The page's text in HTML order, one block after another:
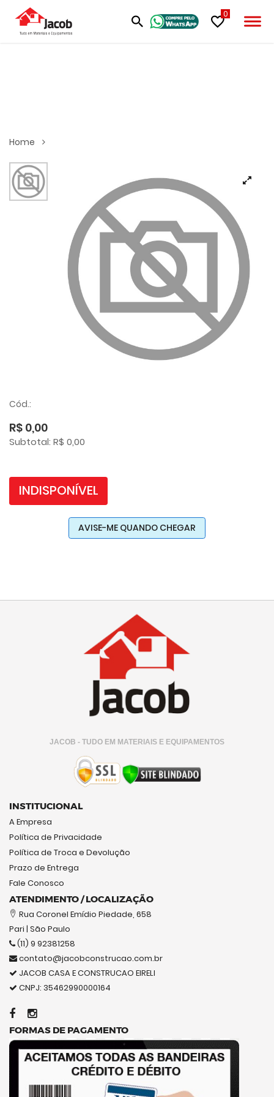
0
Home
Cód.:
R$ 0,00
Subtotal: R$ 0,00
INDISPONÍVEL
AVISE-ME QUANDO CHEGAR
JACOB - TUDO EM MATERIAIS E EQUIPAMENTOS
INSTITUCIONAL
A Empresa
Política de Privacidade
Política de Troca e Devolução
Prazo de Entrega
Fale Conosco
ATENDIMENTO / LOCALIZAÇÃO
Rua Coronel Emídio Piedade, 658
Pari | São Paulo
(11) 9 92381258
contato@jacobconstrucao.com.br
JACOB CASA E CONSTRUCAO EIRELI
CNPJ: 35462990000164
FORMAS DE PAGAMENTO